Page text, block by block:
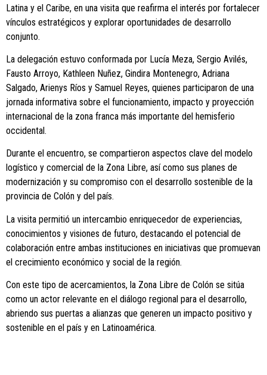
Latina y el Caribe, en una visita que reafirma el interés por fortalecer
vínculos estratégicos y explorar oportunidades de desarrollo
conjunto.
La delegación estuvo conformada por Lucía Meza, Sergio Avilés,
Fausto Arroyo, Kathleen Nuñez, Gindira Montenegro, Adriana
Salgado, Arienys Ríos y Samuel Reyes, quienes participaron de una
jornada informativa sobre el funcionamiento, impacto y proyección
internacional de la zona franca más importante del hemisferio
occidental.
Durante el encuentro, se compartieron aspectos clave del modelo
logístico y comercial de la Zona Libre, así como sus planes de
modernización y su compromiso con el desarrollo sostenible de la
provincia de Colón y del país.
La visita permitió un intercambio enriquecedor de experiencias,
conocimientos y visiones de futuro, destacando el potencial de
colaboración entre ambas instituciones en iniciativas que promuevan
el crecimiento económico y social de la región.
Con este tipo de acercamientos, la Zona Libre de Colón se sitúa
como un actor relevante en el diálogo regional para el desarrollo,
abriendo sus puertas a alianzas que generen un impacto positivo y
sostenible en el país y en Latinoamérica.